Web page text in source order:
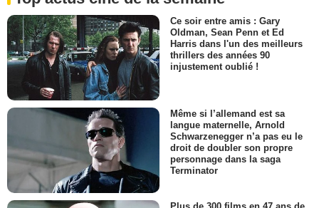
Ce soir entre amis : Gary
Oldman, Sean Penn et Ed
Harris dans l'un des meilleurs
thrillers des années 90
injustement oublié !
Même si l’allemand est sa
langue maternelle, Arnold
Schwarzenegger n’a pas eu le
droit de doubler son propre
personnage dans la saga
Terminator